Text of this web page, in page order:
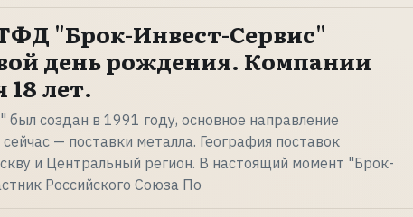
"Брок-Инвест-Сервис"
день рождения. Компании
лет.
создан в 1991 году, основное направление
— поставки металла. География поставок
и Центральный регион. В настоящий момент "Брок-
Российского Союза По